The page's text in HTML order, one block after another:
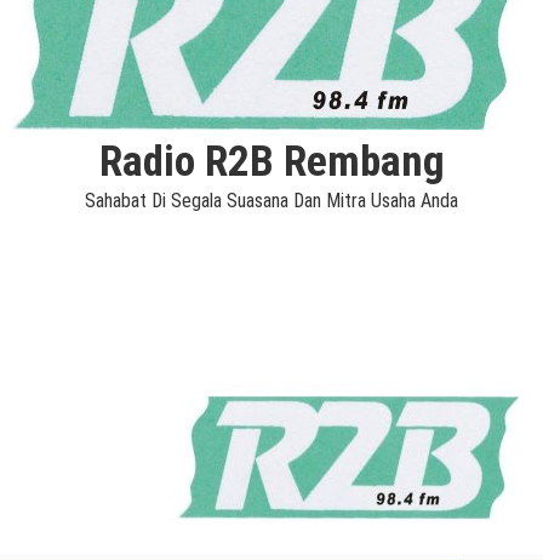
Radio R2B Rembang
Sahabat Di Segala Suasana Dan Mitra Usaha Anda